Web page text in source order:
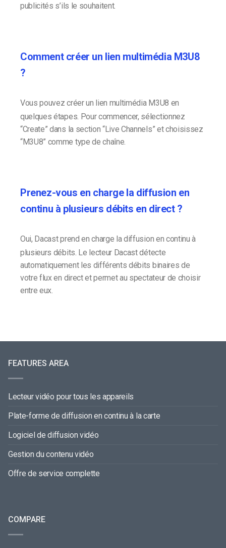
publicités s’ils le souhaitent.
Comment créer un lien multimédia M3U8
?
Vous pouvez créer un lien multimédia M3U8 en
quelques étapes. Pour commencer, sélectionnez
“Create” dans la section “Live Channels” et choisissez
“M3U8” comme type de chaîne.
Prenez-vous en charge la diffusion en
continu à plusieurs débits en direct ?
Oui, Dacast prend en charge la diffusion en continu à
plusieurs débits. Le lecteur Dacast détecte
automatiquement les différents débits binaires de
votre flux en direct et permet au spectateur de choisir
entre eux.
FEATURES AREA
Lecteur vidéo pour tous les appareils
Plate-forme de diffusion en continu à la carte
Logiciel de diffusion vidéo
Gestion du contenu vidéo
Offre de service complette
COMPARE